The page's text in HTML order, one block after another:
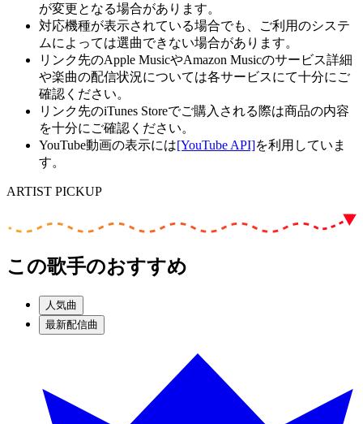
が変更となる場合があります。
対応機種が表示されている場合でも、ご利用のシステ
ムによっては選曲できない場合があります。
リンク先のApple MusicやAmazon Musicのサービス詳細
や楽曲の配信状況については各サービスにて十分にご
確認ください。
リンク先のiTunes Storeでご購入される際は商品の内容
を十分にご確認ください。
YouTube動画の表示には[YouTube API]を利用していま
す。
ARTIST PICKUP
この歌手のおすすめ
人気曲
最新配信曲